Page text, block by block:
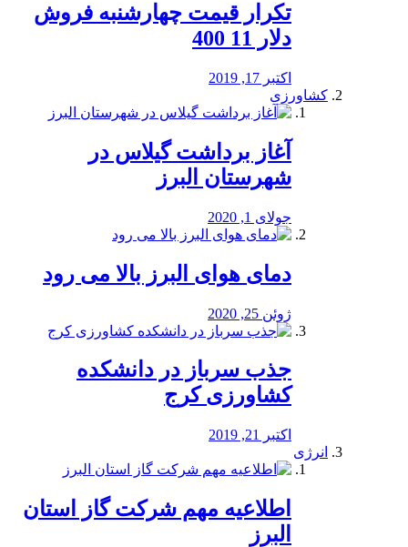
تکرار قیمت چهارشنبه فروش
دلار 11 400
اکتبر 17, 2019
کشاورزی
آغاز برداشت گیلاس در
شهرستان البرز
جولای 1, 2020
دمای هوای البرز بالا می رود
ژوئن 25, 2020
جذب سرباز در دانشکده
کشاورزی کرج
اکتبر 21, 2019
انرژی
️اطلاعیه مهم شرکت گاز استان
البرز